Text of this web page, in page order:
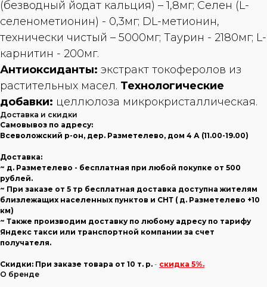
(безводный йодат кальция) – 1,8мг; Cелен (L-
селенометионин) - 0,3мг; DL-метионин,
технически чистый – 5000мг; Tаурин - 2180мг; L-
карнитин - 200мг.
Антиоксиданты: экстракт токоферолов из
растительных масел. Технологические
добавки: целлюлоза микрокристаллическая.
Доставка и скидки
Самовывоз по адресу:
Всеволожский р-он, дер. Разметелево, дом 4 А (11.00-19.00)
Доставка:
~ д. Разметелево - бесплатная при любой покупке от 500
рублей.
~ При заказе от 5 тр бесплатная доставка доступна жителям
близлежащих населенных пунктов и СНТ ( д. Разметелево +10
км)
~ Также производим доставку по любому адресу по тарифу
Яндекс такси или транспортной компании за счет
получателя.
Скидки: При заказе товара от 10 т. р. - скидка 5%.
О бренде